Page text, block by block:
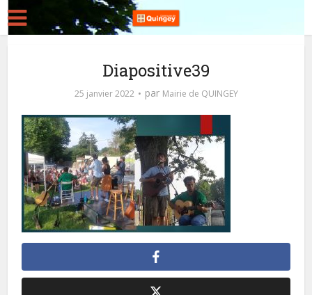
Diapositive39
25 janvier 2022 par Mairie de QUINGEY